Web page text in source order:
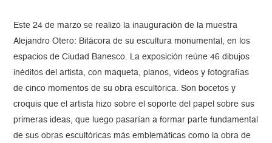
Este 24 de marzo se realizó la inauguración de la muestra
Alejandro Otero: Bitácora de su escultura monumental, en los
espacios de Ciudad Banesco. La exposición reúne 46 dibujos
inéditos del artista, con maqueta, planos, videos y fotografías
de cinco momentos de su obra escultórica. Son bocetos y
croquis que el artista hizo sobre el soporte del papel sobre sus
primeras ideas, que luego pasarían a formar parte fundamental
de sus obras escultóricas más emblemáticas como la obra de